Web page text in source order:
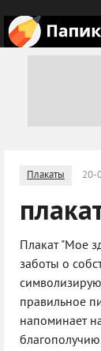
Плакаты 20-
Плакат "Мое
заботы о
правильное
напоминает